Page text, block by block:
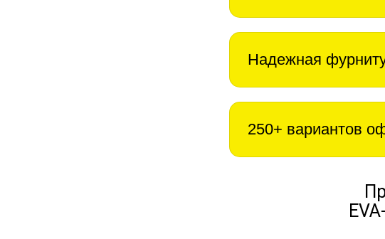
Надежная
250+ вариантов